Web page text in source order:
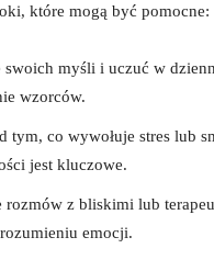
które mogą być pomocne:
swoich myśli i uczuć w
wzorców.
tym, co wywołuje stres lub
jest kluczowe.
rozmów z bliskimi lub
emocji.